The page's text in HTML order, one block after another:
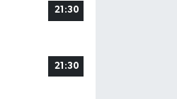
21:30
21:30